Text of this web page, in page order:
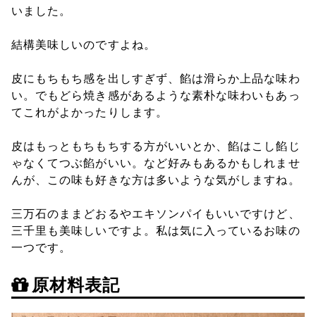
いました。
結構美味しいのですよね。
皮にもちもち感を出しすぎず、餡は滑らか上品な味わ
い。でもどら焼き感があるような素朴な味わいもあっ
てこれがよかったりします。
皮はもっともちもちする方がいいとか、餡はこし餡じ
ゃなくてつぶ餡がいい。など好みもあるかもしれませ
んが、この味も好きな方は多いような気がしますね。
三万石のままどおるやエキソンパイもいいですけど、
三千里も美味しいですよ。私は気に入っているお味の
一つです。
原材料表記